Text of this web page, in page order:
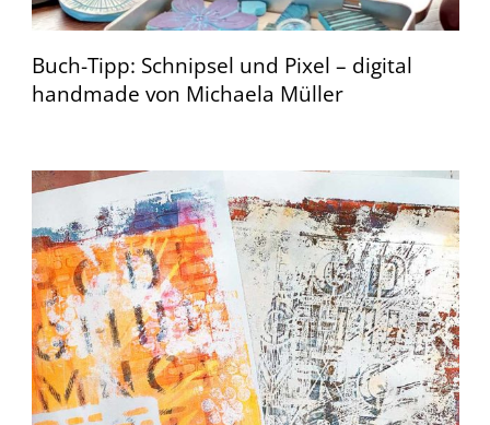
Buch-Tipp: Schnipsel und Pixel – digital
handmade von Michaela Müller